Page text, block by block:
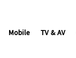
Mobile TV & AV